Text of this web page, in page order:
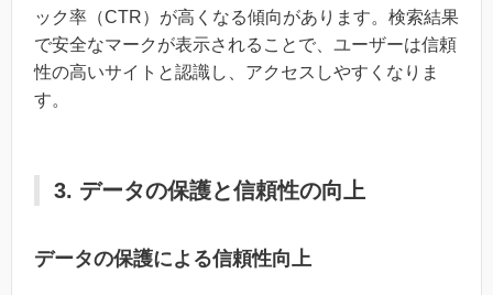
ック率（CTR）が高くなる傾向があります。検索結果
で安全なマークが表示されることで、ユーザーは信頼
性の高いサイトと認識し、アクセスしやすくなりま
す。
3. データの保護と信頼性の向上
データの保護による信頼性向上